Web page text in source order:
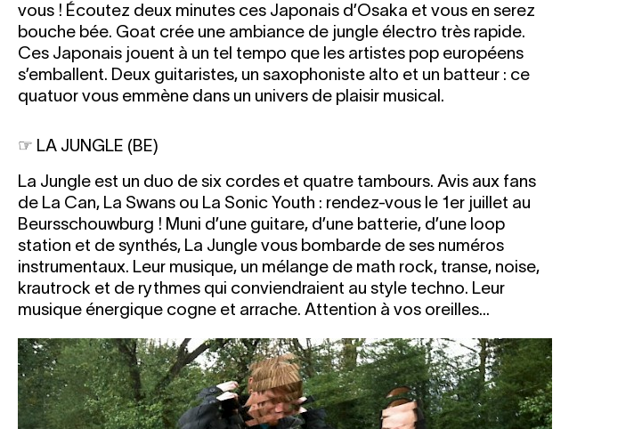
vous ! Écoutez deux minutes ces Japonais d’Osaka et vous en serez
bouche bée. Goat crée une ambiance de jungle électro très rapide.
Ces Japonais jouent à un tel tempo que les artistes pop européens
s’emballent. Deux guitaristes, un saxophoniste alto et un batteur : ce
quatuor vous emmène dans un univers de plaisir musical.
☞ LA JUNGLE (BE)
La Jungle est un duo de six cordes et quatre tambours. Avis aux fans
de La Can, La Swans ou La Sonic Youth : rendez-vous le 1er juillet au
Beursschouwburg ! Muni d’une guitare, d’une batterie, d’une loop
station et de synthés, La Jungle vous bombarde de ses numéros
instrumentaux. Leur musique, un mélange de math rock, transe, noise,
krautrock et de rythmes qui conviendraient au style techno. Leur
musique énergique cogne et arrache. Attention à vos oreilles...